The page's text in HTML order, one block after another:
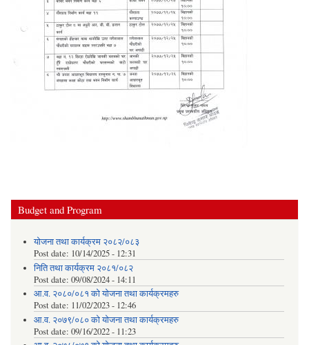
Budget and Program
योजना तथा कार्यक्रम २०८२/०८३
Post date: 10/14/2025 - 12:31
निति तथा कार्यक्रम २०८१/०८२
Post date: 09/08/2024 - 14:11
आ.व. २०८०/०८१ को योजना तथा कार्यक्रमहरु
Post date: 11/02/2023 - 12:46
आ.व. २०७९/०८० को योजना तथा कार्यक्रमहरु
Post date: 09/16/2022 - 11:23